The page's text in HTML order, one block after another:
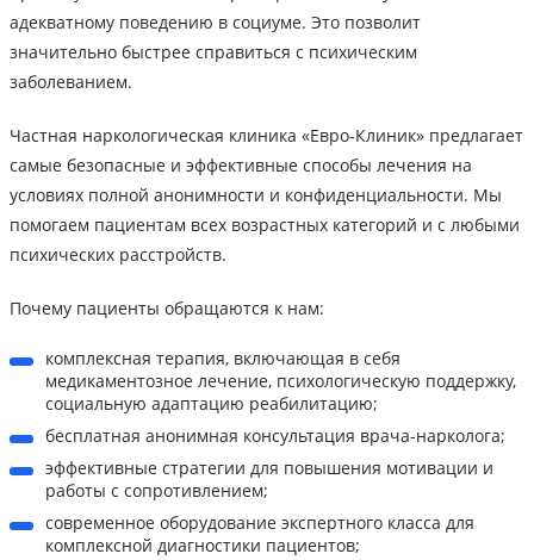
адекватному поведению в социуме. Это позволит
значительно быстрее справиться с психическим
заболеванием.
Частная наркологическая клиника «Евро-Клиник» предлагает
самые безопасные и эффективные способы лечения на
условиях полной анонимности и конфиденциальности. Мы
помогаем пациентам всех возрастных категорий и с любыми
психических расстройств.
Почему пациенты обращаются к нам:
комплексная терапия, включающая в себя
медикаментозное лечение, психологическую поддержку,
социальную адаптацию реабилитацию;
бесплатная анонимная консультация врача-нарколога;
эффективные стратегии для повышения мотивации и
работы с сопротивлением;
современное оборудование экспертного класса для
комплексной диагностики пациентов;